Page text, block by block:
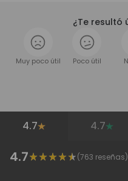
¿Te resultó
Muy poco útil Poco útil
4.7 4.7
4.7 (763 reseñas)